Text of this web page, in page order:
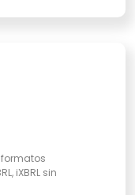
formatos
iXBRL sin